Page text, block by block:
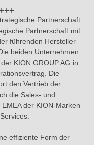
Partnerschaft.
Partnerschaft mit
führenden Hersteller
beiden Unternehmen
KION GROUP AG in
Die
den Vertrieb der
die Sales- und
der KION-Marken
effiziente Form der